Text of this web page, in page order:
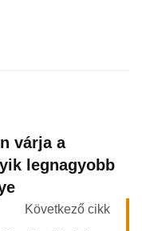
várja a
legnagyobb
Következő cikk